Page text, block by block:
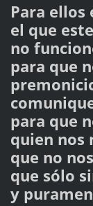
Para ellos
el que
no
para que
para que
quien nos
que no
que sólo
y